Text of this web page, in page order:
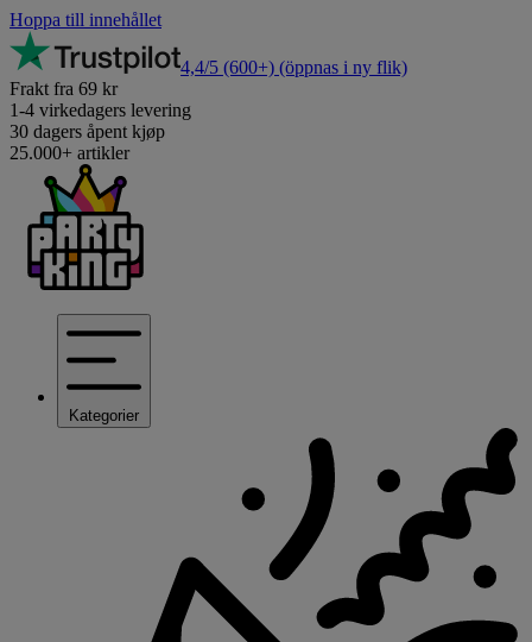
Hoppa till innehållet
4,4/5 (600+) (öppnas i ny flik)
Frakt fra 69 kr
1-4 virkedagers levering
30 dagers åpent kjøp
25.000+ artikler
Kategorier